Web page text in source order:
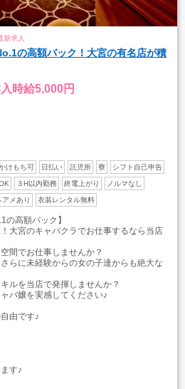
新求人
の高額バック！大宮の有名店が積
時給5,000円
けもち可 日払い 託児所 寮 シフト自己申告
３H以内勤務 終電上がり ノルマなし
アメあり 衣装レンタル無料
の高額バック】
大宮のキャバクラでお仕事するなら当店
間でお仕事しませんか？
らに未経験からの女の子達からも絶大な
ルを当店で発揮しませんか？
バ嬢を実感してください♪
由です♪
す♪